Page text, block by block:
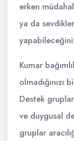
erken
ya da
Kumar
olmadığınızı
Destek
ve duygusal
gruplar